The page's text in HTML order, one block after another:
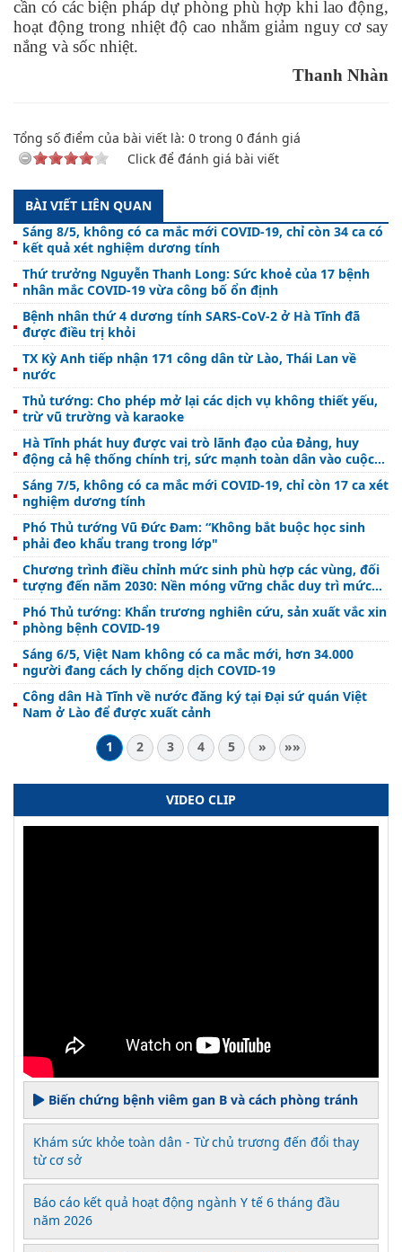
cần có các biện pháp dự phòng phù hợp khi lao động,
hoạt động trong nhiệt độ cao nhằm giảm nguy cơ say
nắng và sốc nhiệt.
Thanh Nhàn
Tổng số điểm của bài viết là: 0 trong 0 đánh giá
Click để đánh giá bài viết
BÀI VIẾT LIÊN QUAN
Sáng 8/5, không có ca mắc mới COVID-19, chỉ còn 34 ca có
kết quả xét nghiệm dương tính
Thứ trưởng Nguyễn Thanh Long: Sức khoẻ của 17 bệnh
nhân mắc COVID-19 vừa công bố ổn định
Bệnh nhân thứ 4 dương tính SARS-CoV-2 ở Hà Tĩnh đã
được điều trị khỏi
TX Kỳ Anh tiếp nhận 171 công dân từ Lào, Thái Lan về
nước
Thủ tướng: Cho phép mở lại các dịch vụ không thiết yếu,
trừ vũ trường và karaoke
Hà Tĩnh phát huy được vai trò lãnh đạo của Đảng, huy
động cả hệ thống chính trị, sức mạnh toàn dân vào cuộc
chống dịch
Sáng 7/5, không có ca mắc mới COVID-19, chỉ còn 17 ca xét
nghiệm dương tính
Phó Thủ tướng Vũ Đức Đam: “Không bắt buộc học sinh
phải đeo khẩu trang trong lớp"
Chương trình điều chỉnh mức sinh phù hợp các vùng, đối
tượng đến năm 2030: Nền móng vững chắc duy trì mức
sinh thay thế trên toàn quốc
Phó Thủ tướng: Khẩn trương nghiên cứu, sản xuất vắc xin
phòng bệnh COVID-19
Sáng 6/5, Việt Nam không có ca mắc mới, hơn 34.000
người đang cách ly chống dịch COVID-19
Công dân Hà Tĩnh về nước đăng ký tại Đại sứ quán Việt
Nam ở Lào để được xuất cảnh
1
2 3 4 5 » »»
VIDEO CLIP
Biến chứng bệnh viêm gan B và cách phòng tránh
Khám sức khỏe toàn dân - Từ chủ trương đến đổi thay
từ cơ sở
Báo cáo kết quả hoạt động ngành Y tế 6 tháng đầu
năm 2026